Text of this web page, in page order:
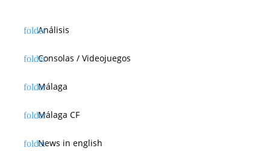
Análisis
Consolas / Videojuegos
Málaga
Málaga CF
News in english